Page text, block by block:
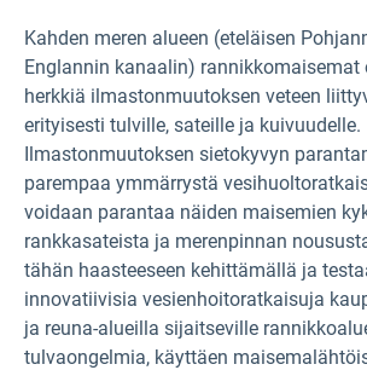
Kahden meren alueen (eteläisen
Englannin kanaalin) rannikkomaisemat
herkkiä ilmastonmuutoksen veteen
erityisesti tulville, sateille ja kuivuudelle.
Ilmastonmuutoksen sietokyvyn
parempaa ymmärrystä
voidaan parantaa näiden maisemien
rankkasateista ja merenpinnan
tähän haasteeseen kehittämällä ja
innovatiivisia vesienhoitoratkaisuja
ja reuna-alueilla sijaitseville
tulvaongelmia, käyttäen